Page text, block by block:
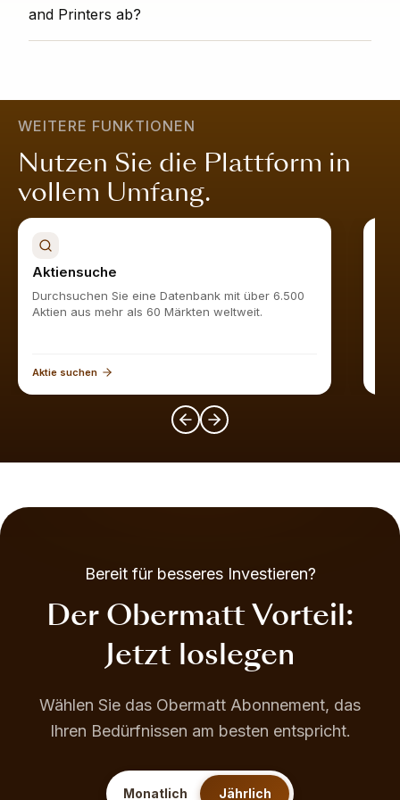
Vorurteilen und Interessenkonflikten sind.
werden. Ein 360° Sicht Rang von 75 bedeutet, dass
stabil und wird vom Markt geschätzt.Mehr erfahren.
and Printers ab?
WEITERE FUNKTIONEN
Nutzen Sie die Plattform in
vollem Umfang.
Aktiensuche
Durchsuchen Sie eine Datenbank mit über 6.500
Aktien aus mehr als 60 Märkten weltweit.
Aktie suchen
Bereit für besseres Investieren?
Der Obermatt Vorteil:
Jetzt loslegen
Wählen Sie das Obermatt Abonnement, das
Ihren Bedürfnissen am besten entspricht.
Monatlich Jährlich